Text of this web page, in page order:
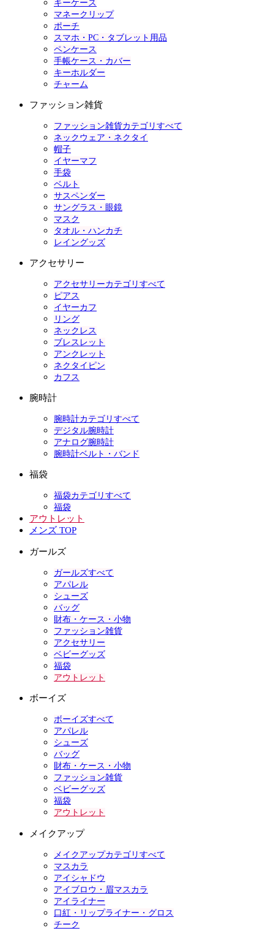
キーケース
マネークリップ
ポーチ
スマホ・PC・タブレット用品
ペンケース
手帳ケース・カバー
キーホルダー
チャーム
ファッション雑貨
ファッション雑貨カテゴリすべて
ネックウェア・ネクタイ
帽子
イヤーマフ
手袋
ベルト
サスペンダー
サングラス・眼鏡
マスク
タオル・ハンカチ
レイングッズ
アクセサリー
アクセサリーカテゴリすべて
ピアス
イヤーカフ
リング
ネックレス
ブレスレット
アンクレット
ネクタイピン
カフス
腕時計
腕時計カテゴリすべて
デジタル腕時計
アナログ腕時計
腕時計ベルト・バンド
福袋
福袋カテゴリすべて
福袋
アウトレット
メンズ TOP
ガールズ
ガールズすべて
アパレル
シューズ
バッグ
財布・ケース・小物
ファッション雑貨
アクセサリー
ベビーグッズ
福袋
アウトレット
ボーイズ
ボーイズすべて
アパレル
シューズ
バッグ
財布・ケース・小物
ファッション雑貨
ベビーグッズ
福袋
アウトレット
メイクアップ
メイクアップカテゴリすべて
マスカラ
アイシャドウ
アイブロウ・眉マスカラ
アイライナー
口紅・リップライナー・グロス
チーク